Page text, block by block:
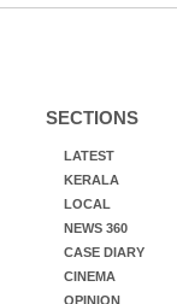
SECTIONS
LATEST
KERALA
LOCAL
NEWS 360
CASE DIARY
CINEMA
OPINION